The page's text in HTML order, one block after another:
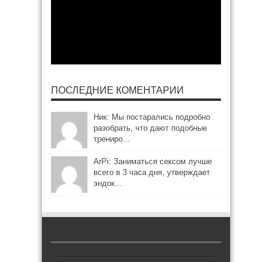
ПОСЛЕДНИЕ КОМЕНТАРИИ
Ник: Мы постарались подробно
разобрать, что дают подобные
трениро...
ArPi: Заниматься сексом лучше
всего в 3 часа дня, утверждает
эндок...